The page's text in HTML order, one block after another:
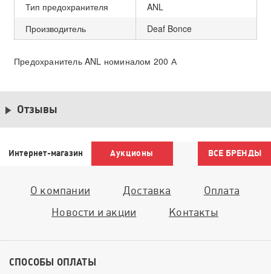
Тип предохранителя
ANL
Производитель
Deaf Bonce
Предохранитель ANL номиналом 200 А
Отзывы
Интернет-магазин Аукционы ВСЕ БРЕНДЫ
О компании Доставка
Оплата
Новости и акции
Контакты
СПОСОБЫ ОПЛАТЫ